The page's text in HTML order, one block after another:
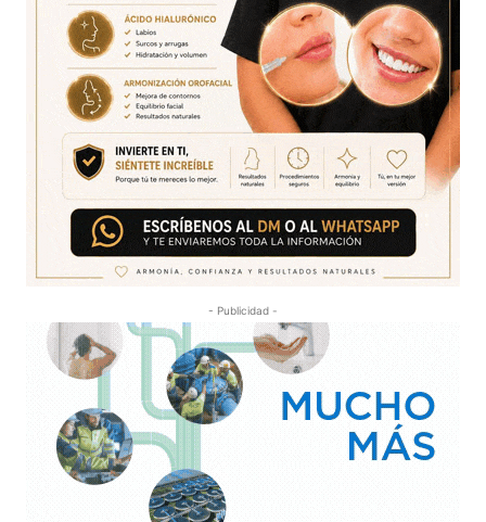
- Publicidad -